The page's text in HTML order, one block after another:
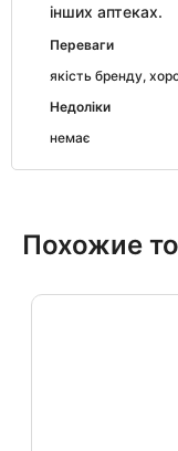
інших аптеках.
Переваги
якість бренду,
Недоліки
немає
Похожие